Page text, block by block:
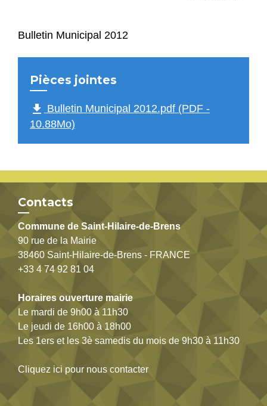
Bulletin Municipal 2012
Pièces jointes
file_download Bulletin Municipal 2012.pdf (PDF -
10.88Mo)
Contacts
Commune de Saint-Hilaire-de-Brens
90 rue de la Mairie
38460 Saint-Hilaire-de-Brens - FRANCE
+33 4 74 92 81 04
Horaires ouverture mairie
Le mardi de 9h00 à 11h30
Le jeudi de 16h00 à 18h00
Les 1ers et les 3è samedis du mois de 9h30 à 11h30
Cliquez ici pour nous contacter